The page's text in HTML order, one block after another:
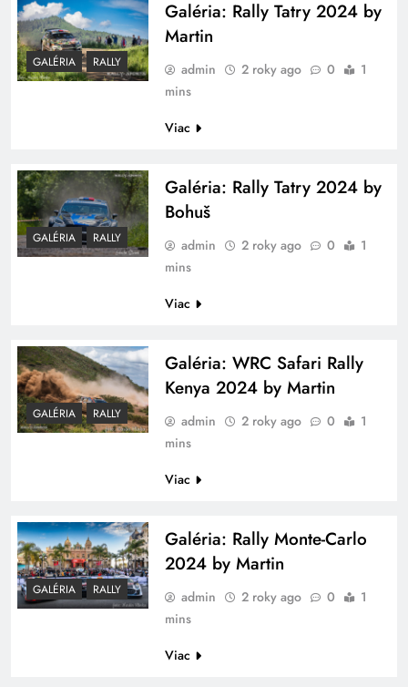
GALÉRIA RALLY
Galéria: Rally Tatry 2024 by
Martin
admin 2 roky ago 0
1
mins
Viac
GALÉRIA RALLY
Galéria: Rally Tatry 2024 by
Bohuš
admin 2 roky ago 0
1
mins
Viac
GALÉRIA RALLY
Galéria: WRC Safari Rally
Kenya 2024 by Martin
admin 2 roky ago 0
1
mins
Viac
GALÉRIA RALLY
Galéria: Rally Monte-Carlo
2024 by Martin
admin 2 roky ago 0
1
mins
Viac